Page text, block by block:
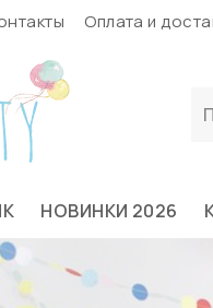
Оплата и
НОВИНКИ 2026